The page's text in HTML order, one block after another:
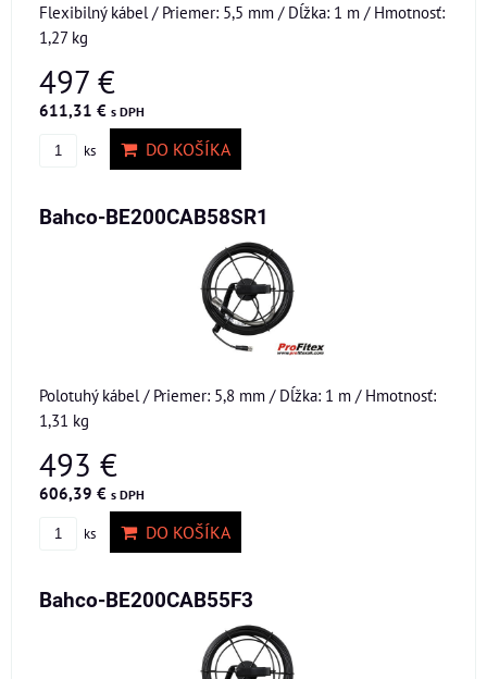
Flexibilný kábel / Priemer: 5,5 mm / Dĺžka: 1 m / Hmotnosť:
1,27 kg
497 €
611,31 € s DPH
ks DO KOŠÍKA
Bahco-BE200CAB58SR1
Polotuhý kábel / Priemer: 5,8 mm / Dĺžka: 1 m / Hmotnosť:
1,31 kg
493 €
606,39 € s DPH
ks DO KOŠÍKA
Bahco-BE200CAB55F3